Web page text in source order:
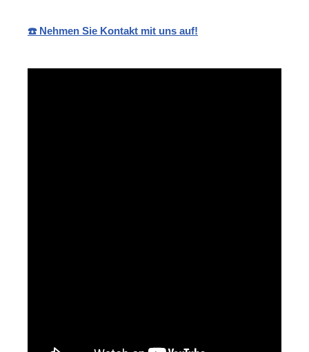
☎️ Nehmen Sie Kontakt mit uns auf!